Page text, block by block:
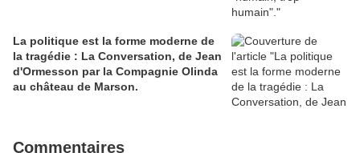
La politique est la forme moderne de
la tragédie : La Conversation, de Jean
d'Ormesson par la Compagnie Olinda
au château de Marson.
Commentaires